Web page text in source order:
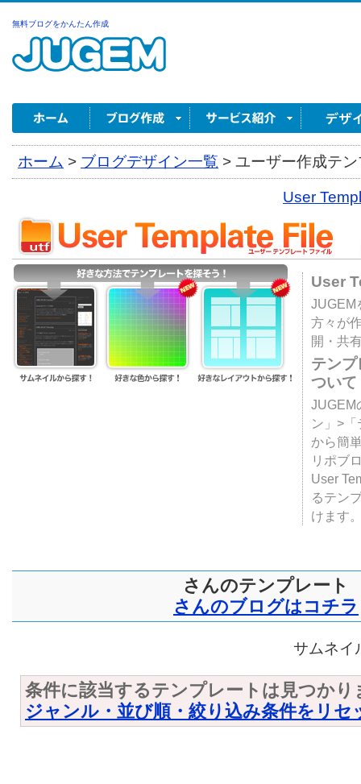
無料ブログをかんたん作成
ホーム > ブログデザイン一覧 > ユーザー作成テ
User
User
JUGEM
方々が
開・共
テン
ついて
JUGEM
ン」>
から簡
リポブ
User
るテン
けます
さんのテンプレート
さんのブログはコチラ
サムネイ
条件に該当するテンプレートは見つかり
ジャンル・並び順・絞り込み条件をリセ